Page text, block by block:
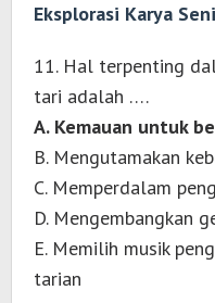
Eksplorasi Karya
11. Hal terpenting
tari adalah ….
A. Kemauan untuk
B. Mengutamakan
C. Memperdalam
D. Mengembangkan
E. Memilih musik
tarian